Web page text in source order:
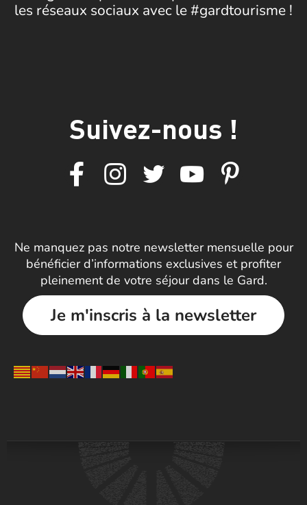
les réseaux sociaux avec le #gardtourisme !
Suivez-nous !
Ne manquez pas notre newsletter mensuelle pour
bénéficier d’informations exclusives et profiter
pleinement de votre séjour dans le Gard.
Je m'inscris à la newsletter